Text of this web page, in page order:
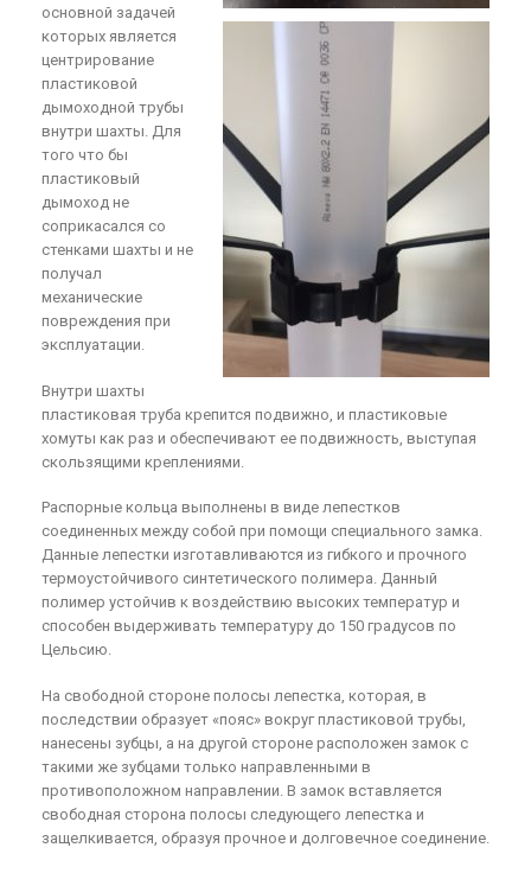
основной задачей
которых является
центрирование
пластиковой
дымоходной трубы
внутри шахты. Для
того что бы
пластиковый
дымоход не
соприкасался со
стенками шахты и не
получал
механические
повреждения при
эксплуатации.
Внутри шахты
пластиковая труба крепится подвижно, и пластиковые
хомуты как раз и обеспечивают ее подвижность, выступая
скользящими креплениями.
Распорные кольца выполнены в виде лепестков
соединенных между собой при помощи специального замка.
Данные лепестки изготавливаются из гибкого и прочного
термоустойчивого синтетического полимера. Данный
полимер устойчив к воздействию высоких температур и
способен выдерживать температуру до 150 градусов по
Цельсию.
На свободной стороне полосы лепестка, которая, в
последствии образует «пояс» вокруг пластиковой трубы,
нанесены зубцы, а на другой стороне расположен замок с
такими же зубцами только направленными в
противоположном направлении. В замок вставляется
свободная сторона полосы следующего лепестка и
защелкивается, образуя прочное и долговечное соединение.